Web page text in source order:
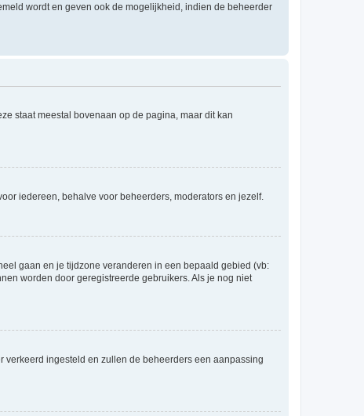
wordt en geven ook de mogelijkheid, indien de beheerder
staat meestal bovenaan op de pagina, maar dit kan
iedereen, behalve voor beheerders, moderators en jezelf.
gaan en je tijdzone veranderen in een bepaald gebied (vb:
worden door geregistreerde gebruikers. Als je nog niet
ingesteld en zullen de beheerders een aanpassing